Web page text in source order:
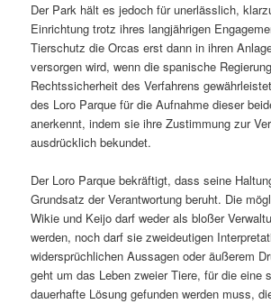
Der Park hält es jedoch für unerlässlich,
Einrichtung trotz ihres langjährigen
Tierschutz die Orcas erst dann in ihren
versorgen wird, wenn die spanische
Rechtssicherheit des Verfahrens
des Loro Parque für die Aufnahme dieser
anerkennt, indem sie ihre Zustimmung zur
ausdrücklich bekundet.
Der Loro Parque bekräftigt, dass seine
Grundsatz der Verantwortung beruht. Die
Wikie und Keijo darf weder als bloßer
werden, noch darf sie zweideutigen
widersprüchlichen Aussagen oder äußerem
geht um das Leben zweier Tiere, für die eine
dauerhafte Lösung gefunden werden muss,